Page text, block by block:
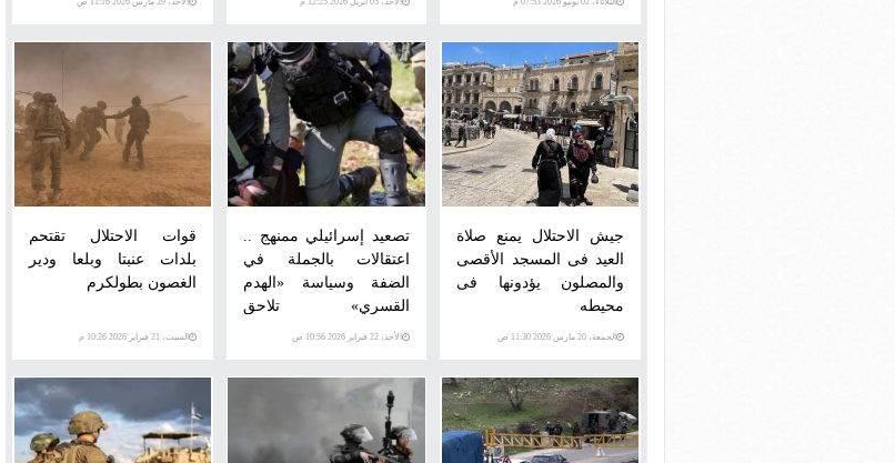
للمسلمين
الثلاثاء، 02 يونيو 2026 07:53 م الأحد، 05 أبريل 2026 12:25 م الأحد، 29 مارس 2026 11:16 ص
جيش الاحتلال يمنع صلاة
العيد فى المسجد الأقصى
والمصلون يؤدونها فى
محيطه
الجمعة، 20 مارس 2026 11:30 ص
تصعيد إسرائيلي ممنهج ..
اعتقالات بالجملة في
الضفة وسياسة «الهدم
القسري» تلاحق
المقدسيين
الأحد، 22 فبراير 2026 10:56 ص
قوات الاحتلال تقتحم
بلدات عنبتا وبلعا ودير
الغصون بطولكرم
السبت، 21 فبراير 2026 10:26 م